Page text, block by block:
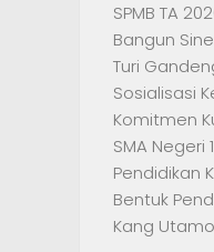
SPMB TA
Bangun
Turi
Sosialisasi
Komitmen
SMA Negeri
Pendidikan
Bentuk
Kang